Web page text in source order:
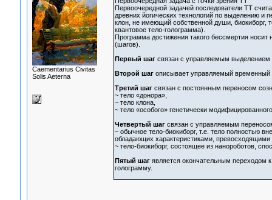
Сaementarius Civitas
Solis Aeterna
Первоочередной задачей последователи ТТ
древних йогических технологий по выделению и
клон, не имеющий собственной души, биокиборг,
квантовое тело-голограмма).
Программа достижения такого бессмертия
(шагов).
Первый шаг связан с управляемым выделением
Второй шаг описывает управляемый
Третий шаг связан с постоянным переносом
~ тело «донора»,
~ тело клона,
~ тело «особого» генетически
Четвертый шагсвязан с управляемым
~ обычное тело-биокиборг, т.е. тело полностью
обладающих характеристиками, превосходящими
~ тело-биокиборг, состоящее из нанороботов,
Пятый шагявляется окончательным переходом
голограмму.